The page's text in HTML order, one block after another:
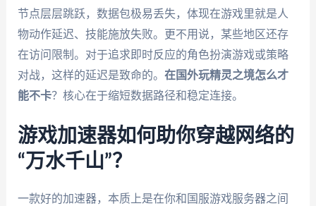
节点层层跳跃，数据包极易丢失，体现在游戏里就是人
物动作延迟、技能施放失败。更不用说，某些地区还存
在访问限制。对于追求即时反应的角色扮演游戏或策略
对战，这样的延迟是致命的。 在国外玩精灵之境怎么才
能不卡？核心在于缩短数据路径和稳定连接。
游戏加速器如何助你穿越网络的
“万水千山”？
一款好的加速器，本质上是在你和国服游戏服务器之间